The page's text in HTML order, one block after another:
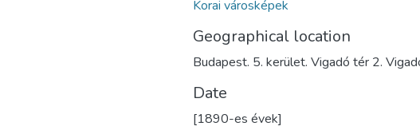
Korai városképek
Geographical location
Budapest. 5. kerület. Vigadó tér 2.
Date
[1890-es évek]